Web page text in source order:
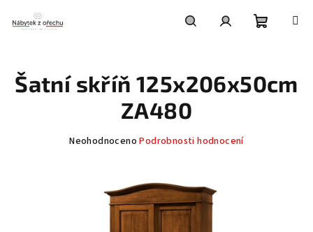
obsah
košík
Šatní skříň 125x206x50cm
ZA480
Průměrné
Neohodnoceno Podrobnosti hodnocení